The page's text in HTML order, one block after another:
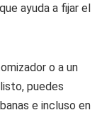
ayuda a fijar el
o a un
puedes
e incluso en